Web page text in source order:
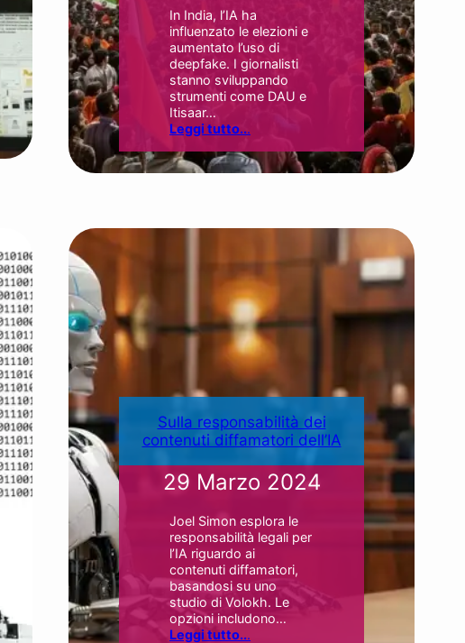
In India, l’IA ha
influenzato le elezioni e
aumentato l’uso di
deepfake. I giornalisti
stanno sviluppando
strumenti come DAU e
Itisaar…
Leggi tutto...
Sulla responsabilità dei
contenuti diffamatori dell’IA
29 Marzo 2024
Joel Simon esplora le
responsabilità legali per
l’IA riguardo ai
contenuti diffamatori,
basandosi su uno
studio di Volokh. Le
opzioni includono…
Leggi tutto...